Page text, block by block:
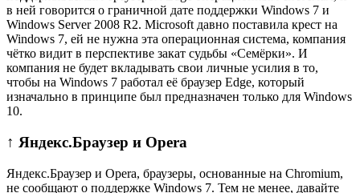
в ней говорится о граничной дате поддержки Windows 7 и
Windows Server 2008 R2. Microsoft давно поставила крест на
Windows 7, ей не нужна эта операционная система, компания
чётко видит в перспективе закат судьбы «Семёрки». И
компания не будет вкладывать свои личные усилия в то,
чтобы на Windows 7 работал её браузер Edge, который
изначально в принципе был предназначен только для Windows
10.
↑ Яндекс.Браузер и Opera
Яндекс.Браузер и Opera, браузеры, основанные на Chromium,
не сообщают о поддержке Windows 7. Тем не менее, давайте